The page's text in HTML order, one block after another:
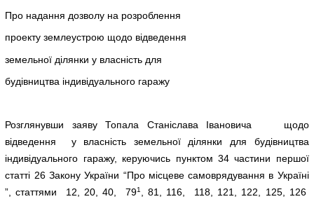
Про надання дозволу на розроблення
проекту землеустрою щодо відведення
земельної ділянки у власність для
будівництва індивідуального гаражу
Розглянувши заяву Топала Станіслава Івановича щодо
відведення у власність земельної ділянки для будівництва
індивідуального гаражу, керуючись пунктом 34 частини першої
статті 26 Закону України “Про місцеве самоврядування в Україні
”, статтями 12, 20, 40, 791 , 81, 116, 118, 121, 122, 125, 126